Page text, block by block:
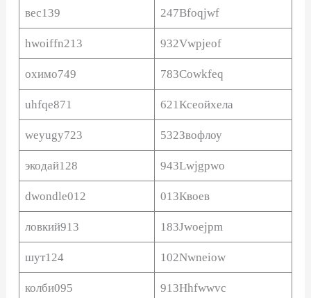
вес139 247Bfoqjwf
hwoiffn213 932Vwpjeof
охимо749 783Cowkfeq
uhfqe871 621Ксеойхела
weyugy723 532Звофлоу
экодай128 943Lwjgpwo
dwondle012 013Квоев
ловкий913 183Jwoejpm
шут124 102Nwneiow
колби095 913Hhfwwvc